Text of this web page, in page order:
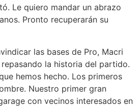
Le quiero mandar un abrazo
Pronto recuperarán su
las bases de Pro, Macri
la historia del partido.
hemos hecho. Los primeros
Nuestro primer gran
con vecinos interesados en